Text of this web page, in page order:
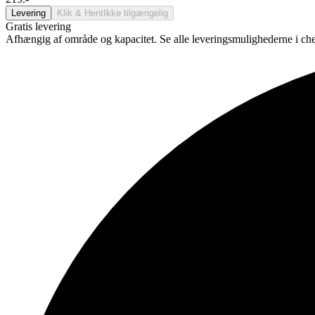
Levering Klik & Hent Ikke tilgængelig
Gratis levering
Afhængig af område og kapacitet. Se alle leveringsmulighederne i